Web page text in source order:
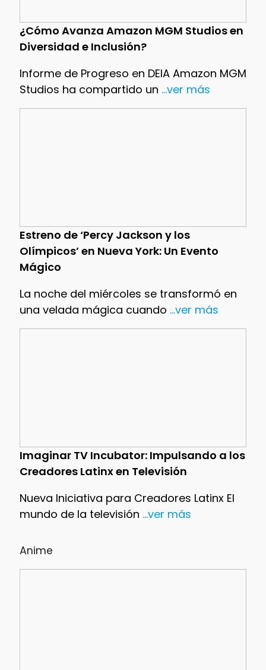
¿Cómo Avanza Amazon MGM Studios en
Diversidad e Inclusión?
Informe de Progreso en DEIA Amazon MGM
Studios ha compartido un ...ver más
Estreno de ‘Percy Jackson y los
Olímpicos’ en Nueva York: Un Evento
Mágico
La noche del miércoles se transformó en
una velada mágica cuando ...ver más
Imaginar TV Incubator: Impulsando a los
Creadores Latinx en Televisión
Nueva Iniciativa para Creadores Latinx El
mundo de la televisión ...ver más
Anime